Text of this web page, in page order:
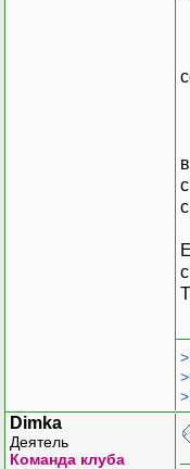
Dimka
Деятель
Команда клуба